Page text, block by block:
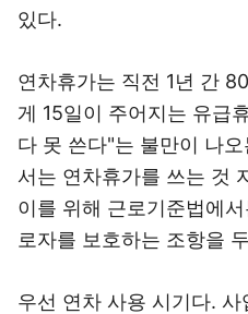
있다.
연차휴가는 직전 1년 간
게 15일이 주어지는 유급
다 못 쓴다"는 불만이 나
서는 연차휴가를 쓰는 것
이를 위해 근로기준법에
로자를 보호하는 조항을
우선 연차 사용 시기다.